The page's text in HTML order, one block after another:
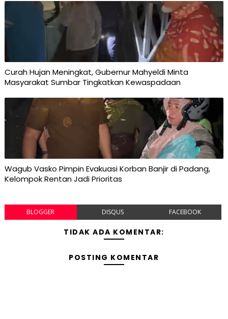
Curah Hujan Meningkat, Gubernur Mahyeldi Minta
Masyarakat Sumbar Tingkatkan Kewaspadaan
Wagub Vasko Pimpin Evakuasi Korban Banjir di Padang,
Kelompok Rentan Jadi Prioritas
BLOGGER DISQUS FACEBOOK
TIDAK ADA KOMENTAR:
POSTING KOMENTAR